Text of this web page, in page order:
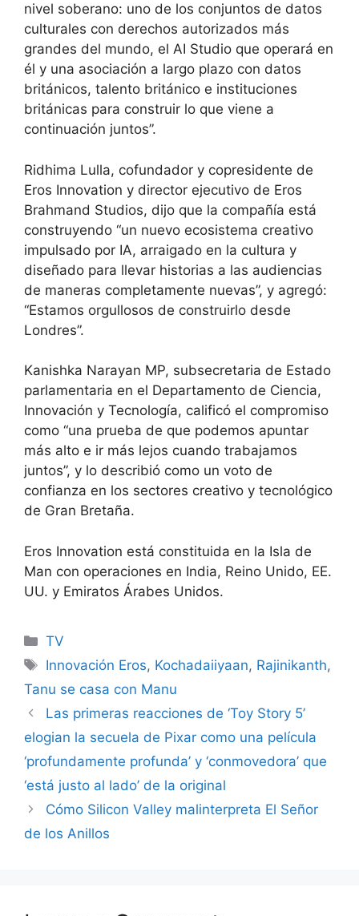
nivel soberano: uno de los conjuntos de datos
culturales con derechos autorizados más
grandes del mundo, el AI Studio que operará en
él y una asociación a largo plazo con datos
británicos, talento británico e instituciones
británicas para construir lo que viene a
continuación juntos”.
Ridhima Lulla, cofundador y copresidente de
Eros Innovation y director ejecutivo de Eros
Brahmand Studios, dijo que la compañía está
construyendo “un nuevo ecosistema creativo
impulsado por IA, arraigado en la cultura y
diseñado para llevar historias a las audiencias
de maneras completamente nuevas”, y agregó:
“Estamos orgullosos de construirlo desde
Londres”.
Kanishka Narayan MP, subsecretaria de Estado
parlamentaria en el Departamento de Ciencia,
Innovación y Tecnología, calificó el compromiso
como “una prueba de que podemos apuntar
más alto e ir más lejos cuando trabajamos
juntos”, y lo describió como un voto de
confianza en los sectores creativo y tecnológico
de Gran Bretaña.
Eros Innovation está constituida en la Isla de
Man con operaciones en India, Reino Unido, EE.
UU. y Emiratos Árabes Unidos.
Categories
TV
Tags
Innovación Eros, Kochadaiiyaan, Rajinikanth,
Tanu se casa con Manu
Las primeras reacciones de ‘Toy Story 5’
elogian la secuela de Pixar como una película
‘profundamente profunda’ y ‘conmovedora’ que
‘está justo al lado’ de la original
Cómo Silicon Valley malinterpreta El Señor
de los Anillos